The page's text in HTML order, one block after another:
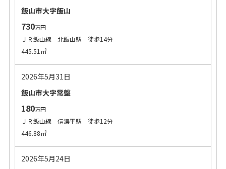
飯山市大字飯山
730万円
ＪＲ飯山線 北飯山駅 徒歩14分
445.51㎡
2026年5月31日
飯山市大字常盤
180万円
ＪＲ飯山線 信濃平駅 徒歩12分
446.88㎡
2026年5月24日